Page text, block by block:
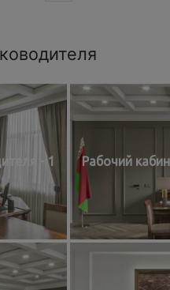
- 1 Рабочий